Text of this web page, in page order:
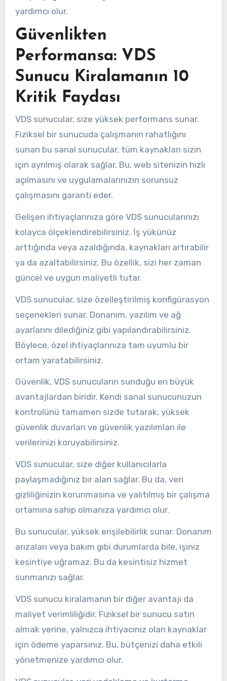
yardımcı olur.
Güvenlikten
Performansa: VDS
Sunucu Kiralamanın 10
Kritik Faydası
VDS sunucular, size yüksek performans sunar.
Fiziksel bir sunucuda çalışmanın rahatlığını
sunan bu sanal sunucular, tüm kaynakları sizin
için ayrılmış olarak sağlar. Bu, web sitenizin hızlı
açılmasını ve uygulamalarınızın sorunsuz
çalışmasını garanti eder.
Gelişen ihtiyaçlarınıza göre VDS sunucularınızı
kolayca ölçeklendirebilirsiniz. İş yükünüz
arttığında veya azaldığında, kaynakları artırabilir
ya da azaltabilirsiniz. Bu özellik, sizi her zaman
güncel ve uygun maliyetli tutar.
VDS sunucular, size özelleştirilmiş konfigürasyon
seçenekleri sunar. Donanım, yazılım ve ağ
ayarlarını dilediğiniz gibi yapılandırabilirsiniz.
Böylece, özel ihtiyaçlarınıza tam uyumlu bir
ortam yaratabilirsiniz.
Güvenlik, VDS sunucuların sunduğu en büyük
avantajlardan biridir. Kendi sanal sunucunuzun
kontrolünü tamamen sizde tutarak, yüksek
güvenlik duvarları ve güvenlik yazılımları ile
verilerinizi koruyabilirsiniz.
VDS sunucular, size diğer kullanıcılarla
paylaşmadığınız bir alan sağlar. Bu da, veri
gizliliğinizin korunmasına ve yalıtılmış bir çalışma
ortamına sahip olmanıza yardımcı olur.
Bu sunucular, yüksek erişilebilirlik sunar. Donanım
arızaları veya bakım gibi durumlarda bile, işiniz
kesintiye uğramaz. Bu da kesintisiz hizmet
sunmanızı sağlar.
VDS sunucu kiralamanın bir diğer avantajı da
maliyet verimliliğidir. Fiziksel bir sunucu satın
almak yerine, yalnızca ihtiyacınız olan kaynaklar
için ödeme yaparsınız. Bu, bütçenizi daha etkili
yönetmenize yardımcı olur.